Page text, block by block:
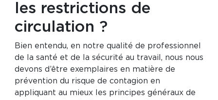
les restrictions de
circulation ?
Bien entendu, en notre qualité de professionnel
de la santé et de la sécurité au travail, nous nous
devons d’être exemplaires en matière de
prévention du risque de contagion en
appliquant au mieux les principes généraux de